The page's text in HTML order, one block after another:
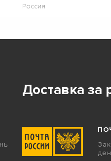
Россия
Доставка за